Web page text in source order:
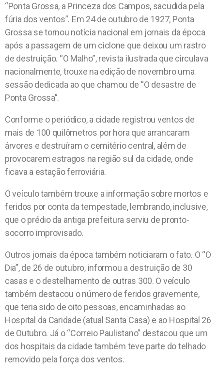
“Ponta Grossa, a Princeza dos Campos, sacudida pela
fúria dos ventos”. Em 24 de outubro de 1927, Ponta
Grossa se tornou notícia nacional em jornais da época
após a passagem de um ciclone que deixou um rastro
de destruição. “O Malho”, revista ilustrada que circulava
nacionalmente, trouxe na edição de novembro uma
sessão dedicada ao que chamou de “O desastre de
Ponta Grossa”.
Conforme o periódico, a cidade registrou ventos de
mais de 100 quilômetros por hora que arrancaram
árvores e destruíram o cemitério central, além de
provocarem estragos na região sul da cidade, onde
ficava a estação ferroviária.
O veículo também trouxe a informação sobre mortos e
feridos por conta da tempestade, lembrando, inclusive,
que o prédio da antiga prefeitura serviu de pronto-
socorro improvisado.
Outros jornais da época também noticiaram o fato. O “O
Dia”, de 26 de outubro, informou a destruição de 30
casas e o destelhamento de outras 300. O veículo
também destacou o número de feridos gravemente,
que teria sido de oito pessoas, encaminhadas ao
Hospital da Caridade (atual Santa Casa) e ao Hospital 26
de Outubro. Já o “Correio Paulistano” destacou que um
dos hospitais da cidade também teve parte do telhado
removido pela força dos ventos.